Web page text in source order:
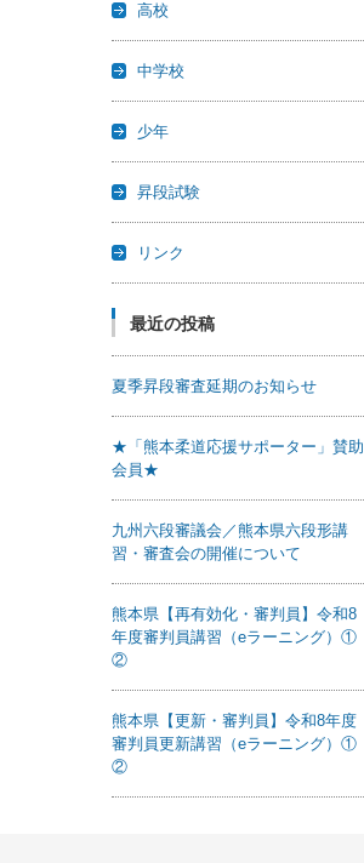
高校
中学校
少年
昇段試験
リンク
最近の投稿
夏季昇段審査延期のお知らせ
★「熊本柔道応援サポーター」賛助
会員★
九州六段審議会／熊本県六段形講
習・審査会の開催について
熊本県【再有効化・審判員】令和8
年度審判員講習（eラーニング）①
②
熊本県【更新・審判員】令和8年度
審判員更新講習（eラーニング）①
②